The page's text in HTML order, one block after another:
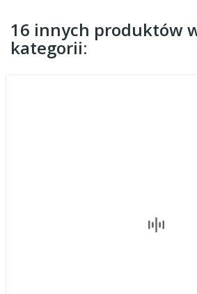
16 innych produktów
kategorii: